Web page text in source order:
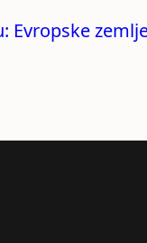
Evropske